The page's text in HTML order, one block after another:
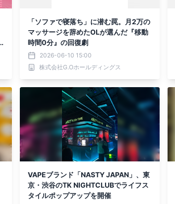
「ソファで寝落ち」に潜む罠。月2万の
マッサージを辞めたOLが選んだ『移動
時間0分』の回復劇
2026-06-10 15:00
株式会社G.Oホールディングス
VAPEブランド「NASTY JAPAN」、東
京・渋谷のTK NIGHTCLUBでライフス
タイルポップアップを開催